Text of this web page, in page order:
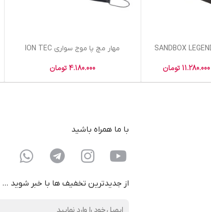
11.280.000 تومان
مهار مچ پا موج سواری ION TEC
4.180.000 تومان
با ما همراه باشید
از جدیدترین تخفیف ها با خبر شوید …